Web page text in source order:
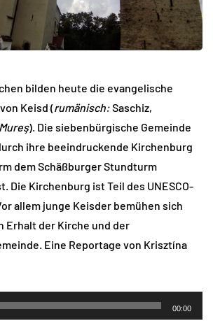
bilden heute die evangelische
Keisd (rumänisch:Saschiz,
). Die siebenbürgische Gemeinde
ihre beeindruckende Kirchenburg
dem Schäßburger Stundturm
Die Kirchenburg ist Teil des UNESCO-
allem junge Keisder bemühen sich
Erhalt der Kirche und der
Eine Reportage von Krisztína
00:00